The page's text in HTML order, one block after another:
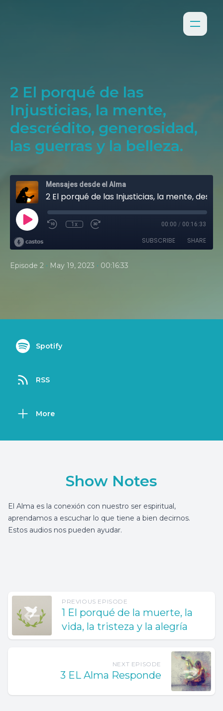
2 El porqué de las
Injusticias, la mente,
descrédito, generosidad,
las guerras y la belleza.
Mensajes desde el Alma
1x 00:00 / 00:16:33
SUBSCRIBE SHARE
Episode 2 • May 19, 2023 • 00:16:33
Spotify
RSS
More
Show Notes
El Alma es la conexión con nuestro ser espiritual,
aprendamos a escuchar lo que tiene a bien decirnos.
Estos audios nos pueden ayudar.
PREVIOUS EPISODE
1 El porqué de la muerte, la
vida, la tristeza y la alegría
NEXT EPISODE
3 EL Alma Responde